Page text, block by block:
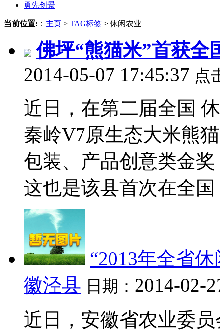
勇先创景
当前位置: ： 主页 > TAG标签 > 休闲农业
佛坪“熊猫米”首获全
2014-05-07 17:45:37 点
近日，在第二届全国
秦岭V7原生态大米熊
包装、产品创意类金
这也是该县首次在全国
“2013年全省
徽泾县 日期： 2014-02-
近日，安徽省农业委